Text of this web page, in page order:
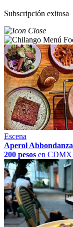
Subscripción exitosa
Escena
Aperol Abbondanza
200 pesos en CDMX